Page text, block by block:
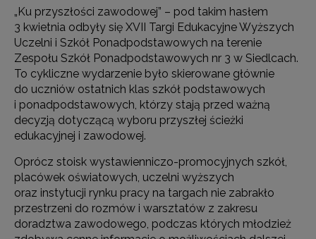
„Ku przyszłości zawodowej” – pod takim hasłem
3 kwietnia odbyły się XVII Targi Edukacyjne Wyższych
Uczelni i Szkół Ponadpodstawowych na terenie
Zespołu Szkół Ponadpodstawowych nr 3 w Siedlcach.
To cykliczne wydarzenie było skierowane głównie
do uczniów ostatnich klas szkół podstawowych
i ponadpodstawowych, którzy stają przed ważną
decyzją dotyczącą wyboru przyszłej ścieżki
edukacyjnej i zawodowej.
Oprócz stoisk wystawienniczo-promocyjnych szkół,
placówek oświatowych, uczelni wyższych
oraz instytucji rynku pracy na targach nie zabrakło
przestrzeni do rozmów i warsztatów z zakresu
doradztwa zawodowego, podczas których młodzież